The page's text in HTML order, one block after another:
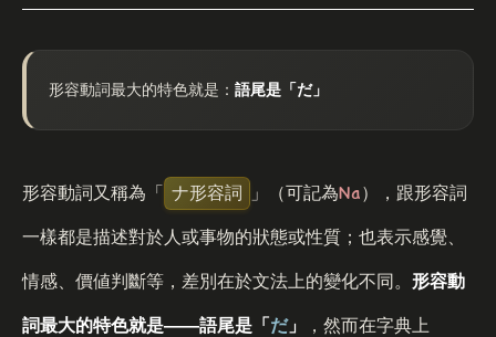
形容動詞最大的特色就是： 語尾是「だ」
形容動詞又稱為「 ナ形容詞 」（可記為Na），跟形容詞
一樣都是描述對於人或事物的狀態或性質；也表示感覺、
情感、價値判斷等，差別在於文法上的變化不同。 形容動
詞最大的特色就是——語尾是「 だ」 ，然而在字典上